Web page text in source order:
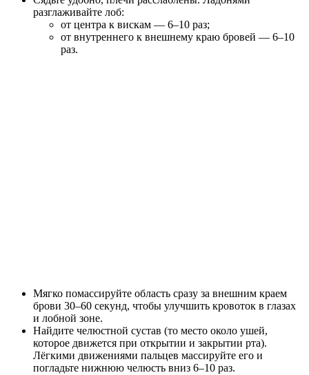
разглаживайте лоб:
от центра к вискам — 6–10 раз;
от внутреннего к внешнему краю бровей — 6–10
раз.
Мягко помассируйте область сразу за внешним краем
брови 30–60 секунд, чтобы улучшить кровоток в глазах
и лобной зоне.
Найдите челюстной сустав (то место около ушей,
которое движется при открытии и закрытии рта).
Лёгкими движениями пальцев массируйте его и
погладьте нижнюю челюсть вниз 6–10 раз.